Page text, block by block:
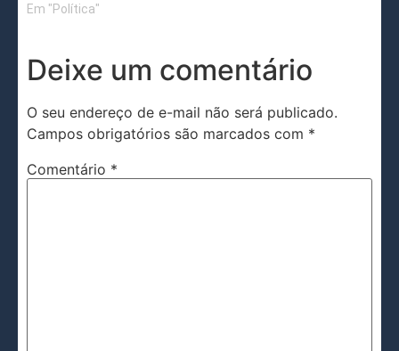
Em "Política"
Deixe um comentário
O seu endereço de e-mail não será publicado.
Campos obrigatórios são marcados com *
Comentário *